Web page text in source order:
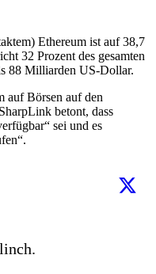
Ethereum ist auf 38,7
32 Prozent des gesamten
88 Milliarden US-Dollar.
auf Börsen auf den
betont, dass
sei und es